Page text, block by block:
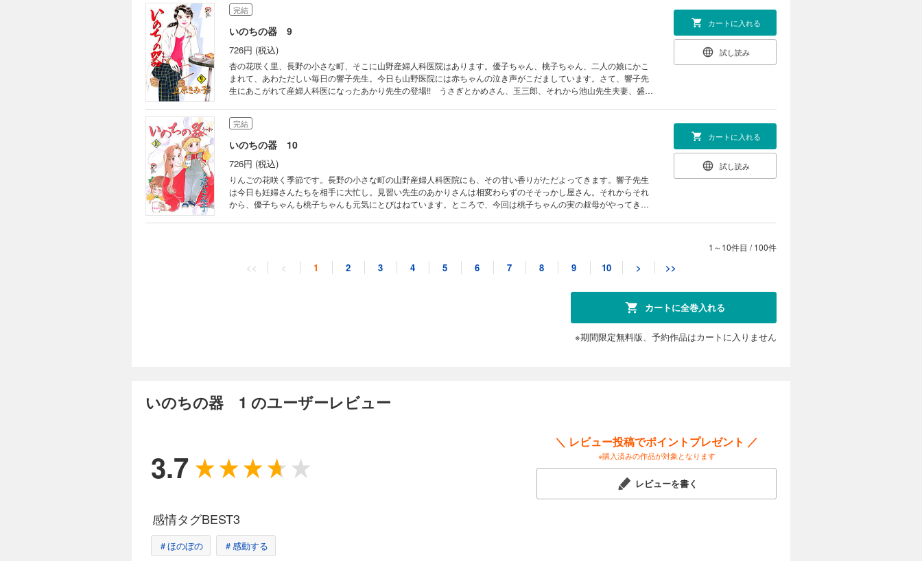
完結
いのちの器 9
726円 (税込)
杏の花咲く里、長野の小さな町、そこに山野産婦人科医院はあります。優子ちゃん、桃子ちゃん、二人の娘にかこ
まれて、あわただしい毎日の響子先生。今日も山野医院には赤ちゃんの泣き声がこだましています。さて、響子先
生にあこがれて産婦人科医になったあかり先生の登場!! うさぎとかめさん、玉三郎、それから池山先生夫妻、盛り
カートに入れる
試し読み
完結
いのちの器 10
726円 (税込)
りんごの花咲く季節です。長野の小さな町の山野産婦人科医院にも、その甘い香りがただよってきます。響子先生
は今日も妊婦さんたちを相手に大忙し。見習い先生のあかりさんは相変わらずのそそっかし屋さん。それからそれ
から、優子ちゃんも桃子ちゃんも元気にとびはねています。ところで、今回は桃子ちゃんの実の叔母がやってき
カートに入れる
試し読み
いのちの器 11
726円 (税込)
響子先生は、今日も妊婦さんたちを相手に大忙し。見習い先生のあかりさんは相変わらずのそそっかし屋さん。そ
れからそれから、優子ちゃんも桃子ちゃんも元気にとびはねています。ところで、今回は桃子ちゃんの実の叔母が
カートに入れる
今日も訪れる臨月間近の妊婦さんたち。それぞれにドラマをかかえて、実家の母と姑の間で右往左往するお嫁さ
完結
響子先生は今回も仕事に、プライベートに大忙し。いろいろな事情を抱えた妊婦さんたちの相談にのったり、優子
ちゃんや桃子ちゃんと一緒にすごしたり……。
1～10件目 /100件
<< < 1 2 3 4 5 6 7 8 9 10 > >>
カートに全巻入れる
※期間限定無料版、予約作品はカートに入りません
いのちの器 1 のユーザーレビュー
3.7
＼ レビュー投稿でポイントプレゼント ／
※購入済みの作品が対象となります
レビューを書く
感情タグBEST3
＃ほのぼの ＃感動する